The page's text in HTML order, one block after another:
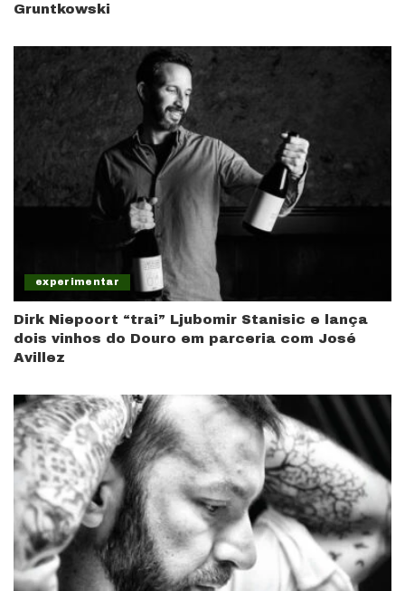
Gruntkowski
experimentar
Dirk Niepoort “trai” Ljubomir Stanisic e lança
dois vinhos do Douro em parceria com José
Avillez